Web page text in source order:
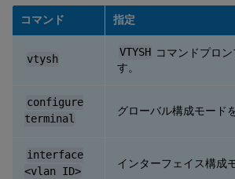
コマンド 指定
vtysh
VTYSH
コマンドプロ
す。
configure
terminal
グローバル構成モード
interface
<vlan ID>
インターフェイス構成